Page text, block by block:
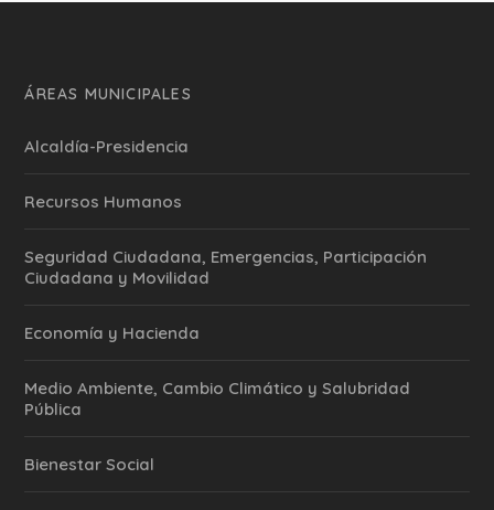
ÁREAS MUNICIPALES
Alcaldía-Presidencia
Recursos Humanos
Seguridad Ciudadana, Emergencias, Participación
Ciudadana y Movilidad
Economía y Hacienda
Medio Ambiente, Cambio Climático y Salubridad
Pública
Bienestar Social